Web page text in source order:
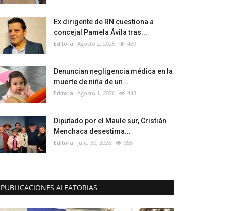
Ex dirigente de RN cuestiona a
concejal Pamela Ávila tras...
Editora Agosto 2, 2026 489
Denuncian negligencia médica en la
muerte de niña de un...
Editora Agosto 1, 2026 443
Diputado por el Maule sur, Cristián
Menchaca desestima...
Editora Julio 30, 2026 355
PUBLICACIONES ALEATORIAS